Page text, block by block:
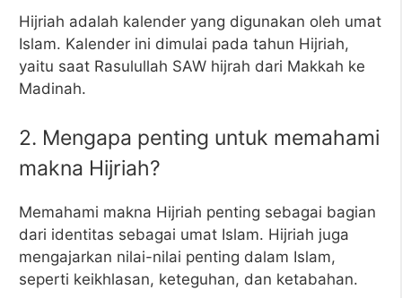
Hijriah adalah kalender yang digunakan oleh umat
Islam. Kalender ini dimulai pada tahun Hijriah,
yaitu saat Rasulullah SAW hijrah dari Makkah ke
Madinah.
2. Mengapa penting untuk memahami
makna Hijriah?
Memahami makna Hijriah penting sebagai bagian
dari identitas sebagai umat Islam. Hijriah juga
mengajarkan nilai-nilai penting dalam Islam,
seperti keikhlasan, keteguhan, dan ketabahan.